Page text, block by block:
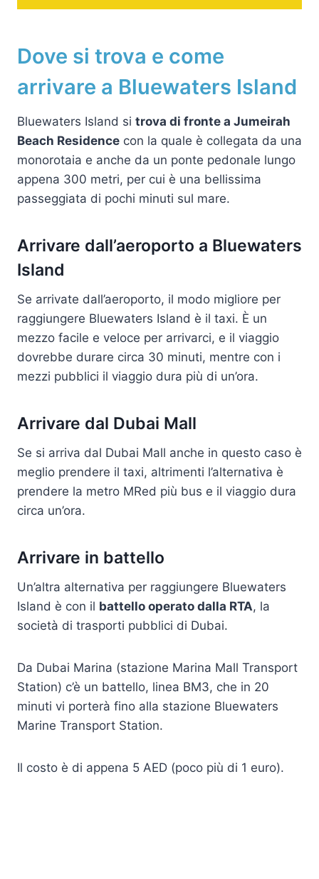
Dove si trova e come
arrivare a Bluewaters Island
Bluewaters Island si trova di fronte a Jumeirah
Beach Residence con la quale è collegata da una
monorotaia e anche da un ponte pedonale lungo
appena 300 metri, per cui è una bellissima
passeggiata di pochi minuti sul mare.
Arrivare dall’aeroporto a Bluewaters
Island
Se arrivate dall’aeroporto, il modo migliore per
raggiungere Bluewaters Island è il taxi. È un
mezzo facile e veloce per arrivarci, e il viaggio
dovrebbe durare circa 30 minuti, mentre con i
mezzi pubblici il viaggio dura più di un’ora.
Arrivare dal Dubai Mall
Se si arriva dal Dubai Mall anche in questo caso è
meglio prendere il taxi, altrimenti l’alternativa è
prendere la metro MRed più bus e il viaggio dura
circa un’ora.
Arrivare in battello
Un’altra alternativa per raggiungere Bluewaters
Island è con il battello operato dalla RTA, la
società di trasporti pubblici di Dubai.
Da Dubai Marina (stazione Marina Mall Transport
Station) c’è un battello, linea BM3, che in 20
minuti vi porterà fino alla stazione Bluewaters
Marine Transport Station.
Il costo è di appena 5 AED (poco più di 1 euro).